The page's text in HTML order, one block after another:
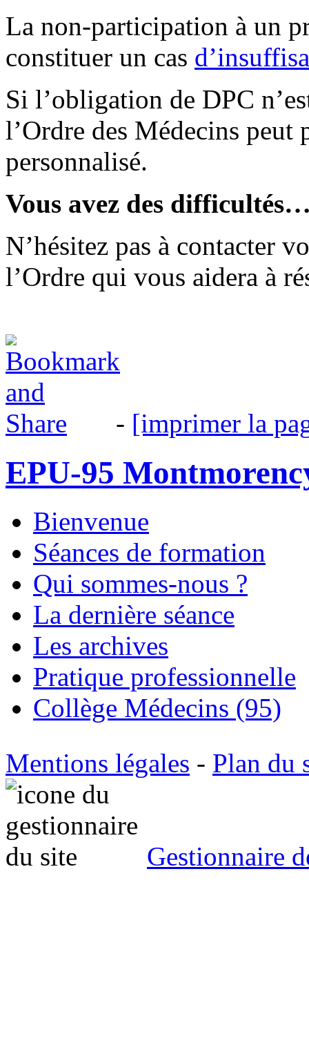
La non-participation à un
constituer un cas
Si l’obligation de DPC
l’Ordre des Médecins peut
personnalisé.
Vous avez des
N’hésitez pas à contacter
l’Ordre qui vous aidera à
- [imprimer la
EPU-95
Bienvenue
Séances de formation
Qui sommes-nous ?
La dernière séance
Les archives
Pratique professionnelle
Collège Médecins (95)
Mentions légales - Plan du
Gestionnaire